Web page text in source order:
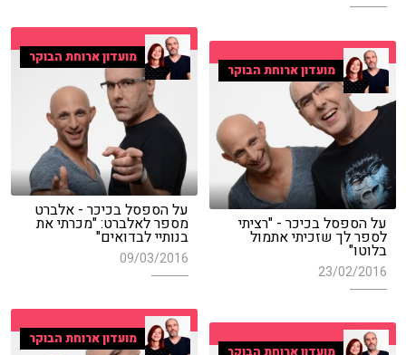
מועדון ארוחת הבוקר
על הספסל בכיכר - אלברט
מספר לאלברט: "מכרתי את
בנותיי לבדואים"
09/03/2016
מועדון ארוחת הבוקר
על הספסל בכיכר - "רציתי
לספר לך שזכיתי אתמול
בלוטו"
23/02/2016
מועדון ארוחת הבוקר